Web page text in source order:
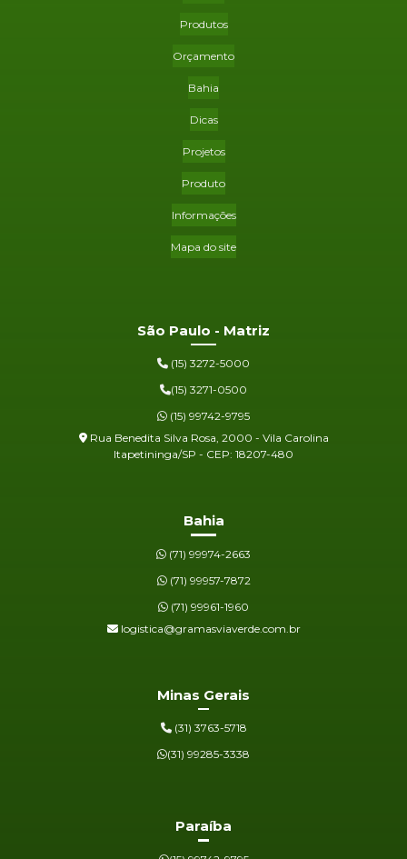
Produtos
Orçamento
Bahia
Dicas
Projetos
Produto
Informações
Mapa do site
São Paulo - Matriz
(15) 3272-5000
(15) 3271-0500
(15) 99742-9795
Rua Benedita Silva Rosa, 2000 - Vila Carolina
Itapetininga/SP - CEP: 18207-480
Bahia
(71) 99974-2663
(71) 99957-7872
(71) 99961-1960
logistica@gramasviaverde.com.br
Minas Gerais
(31) 3763-5718
(31) 99285-3338
Paraíba